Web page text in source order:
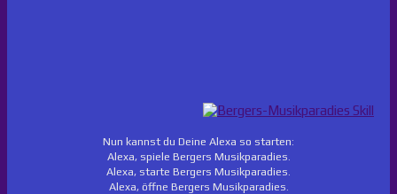
Nun kannst du Deine Alexa so starten:
Alexa, spiele Bergers Musikparadies.
Alexa, starte Bergers Musikparadies.
Alexa, öffne Bergers Musikparadies.